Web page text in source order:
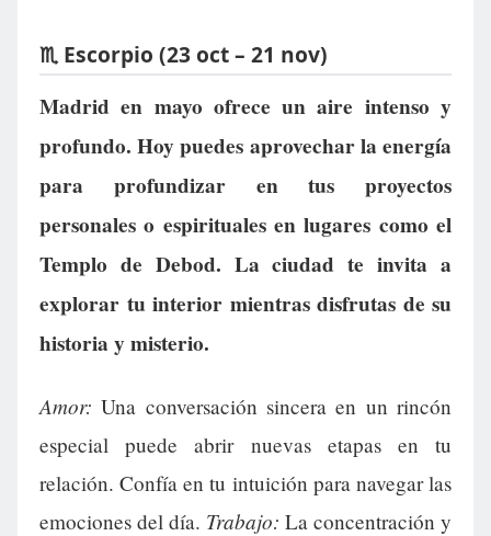
♏ Escorpio (23 oct – 21 nov)
Madrid en mayo ofrece un aire intenso y
profundo. Hoy puedes aprovechar la energía
para profundizar en tus proyectos
personales o espirituales en lugares como el
Templo de Debod. La ciudad te invita a
explorar tu interior mientras disfrutas de su
historia y misterio.
Amor: Una conversación sincera en un rincón
especial puede abrir nuevas etapas en tu
relación. Confía en tu intuición para navegar las
emociones del día. Trabajo: La concentración y